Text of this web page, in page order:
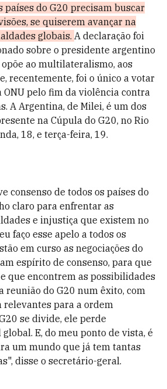
países do G20 precisam buscar
se quiserem avançar na
globais. A declaração foi
sobre o presidente argentino
ao multilateralismo, aos
recentemente, foi o único a votar
ONU pelo fim da violência contra
A Argentina, de Milei, é um dos
na Cúpula do G20, no Rio
18, e terça-feira, 19.
consenso de todos os países do
claro para enfrentar as
e injustiça que existem no
faço esse apelo a todos os
em curso as negociações do
espírito de consenso, para que
que encontrem as possibilidades
reunião do G20 num êxito, com
relevantes para a ordem
se divide, ele perde
E, do meu ponto de vista, é
um mundo que já tem tantas
disse o secretário-geral.